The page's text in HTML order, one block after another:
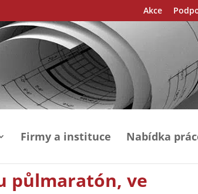
Akce
Firmy a instituce Nabídka
půlmaratón, ve